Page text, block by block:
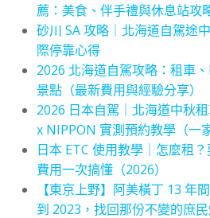
薦：美食、伴手禮與休息站攻
砂川 SA 攻略｜北海道自駕途
際停靠心得
2026 北海道自駕攻略：租車
景點（最新費用與經驗分享）
2026 日本自駕｜北海道中秋
x NIPPON 實測預約教學（一
日本 ETC 使用教學｜怎麼租
費用一次搞懂（2026）
【東京上野】阿美橫丁 13 年
到 2023，找回那份不變的庶